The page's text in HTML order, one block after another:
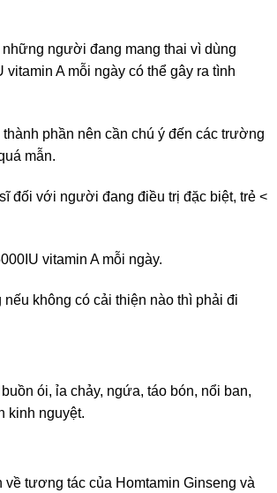
người đang mang thai vì dùng
vitamin A mỗi ngày có thể gây ra tình
phần nên cần chú ý đến các trường
mẫn.
đối với người đang điều trị đặc biệt, trẻ <
vitamin A mỗi ngày.
nếu không có cải thiện nào thì phải đi
ói, ỉa chảy, ngứa, táo bón, nổi ban,
kinh nguyệt.
về tương tác của Homtamin Ginseng và